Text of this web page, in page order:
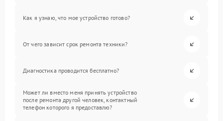
Как я узнаю, что мое устройство готово?
От чего зависит срок ремонта техники?
Диагностика проводится бесплатно?
Может ли вместо меня принять устройство
после ремонта другой человек, контактный
телефон которого я предоставлю?